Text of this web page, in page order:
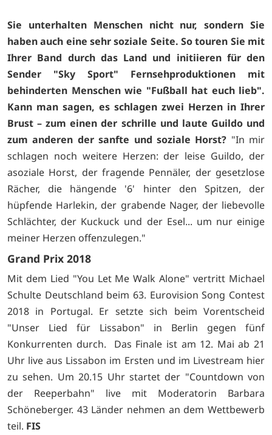
Sie unterhalten Menschen nicht nur, sondern Sie
haben auch eine sehr soziale Seite. So touren Sie mit
Ihrer Band durch das Land und initiieren für den
Sender "Sky Sport" Fernsehproduktionen mit
behinderten Menschen wie "Fußball hat euch lieb".
Kann man sagen, es schlagen zwei Herzen in Ihrer
Brust – zum einen der schrille und laute Guildo und
zum anderen der sanfte und soziale Horst? "In mir
schlagen noch weitere Herzen: der leise Guildo, der
asoziale Horst, der fragende Pennäler, der gesetzlose
Rächer, die hängende '6' hinter den Spitzen, der
hüpfende Harlekin, der grabende Nager, der liebevolle
Schlächter, der Kuckuck und der Esel... um nur einige
meiner Herzen offenzulegen."
Grand Prix 2018
Mit dem Lied "You Let Me Walk Alone" vertritt Michael
Schulte Deutschland beim 63. Eurovision Song Contest
2018 in Portugal. Er setzte sich beim Vorentscheid
"Unser Lied für Lissabon" in Berlin gegen fünf
Konkurrenten durch. Das Finale ist am 12. Mai ab 21
Uhr live aus Lissabon im Ersten und im Livestream hier
zu sehen. Um 20.15 Uhr startet der "Countdown von
der Reeperbahn" live mit Moderatorin Barbara
Schöneberger. 43 Länder nehmen an dem Wettbewerb
teil. FIS